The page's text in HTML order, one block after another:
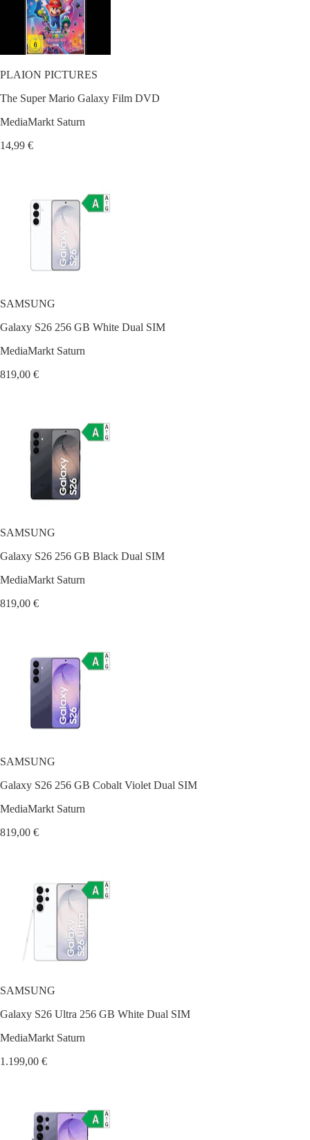
PLAION PICTURES
The Super Mario Galaxy Film DVD
MediaMarkt Saturn
14,99 €
SAMSUNG
Galaxy S26 256 GB White Dual SIM
MediaMarkt Saturn
819,00 €
SAMSUNG
Galaxy S26 256 GB Black Dual SIM
MediaMarkt Saturn
819,00 €
SAMSUNG
Galaxy S26 256 GB Cobalt Violet Dual SIM
MediaMarkt Saturn
819,00 €
SAMSUNG
Galaxy S26 Ultra 256 GB White Dual SIM
MediaMarkt Saturn
1.199,00 €